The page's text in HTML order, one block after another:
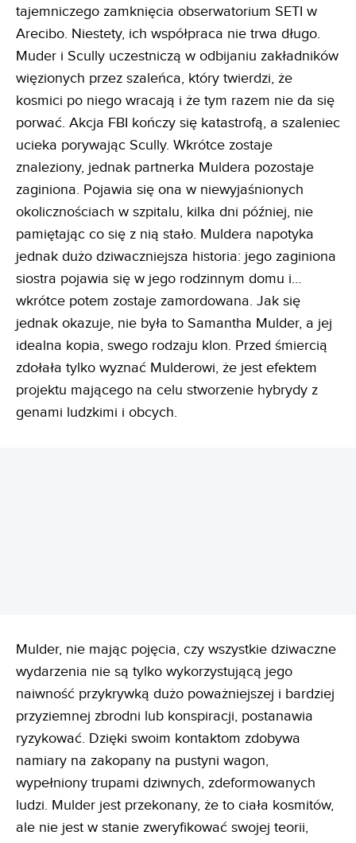
tajemniczego zamknięcia obserwatorium SETI w
Arecibo. Niestety, ich współpraca nie trwa długo.
Muder i Scully uczestniczą w odbijaniu zakładników
więzionych przez szaleńca, który twierdzi, że
kosmici po niego wracają i że tym razem nie da się
porwać. Akcja FBI kończy się katastrofą, a szaleniec
ucieka porywając Scully. Wkrótce zostaje
znaleziony, jednak partnerka Muldera pozostaje
zaginiona. Pojawia się ona w niewyjaśnionych
okolicznościach w szpitalu, kilka dni później, nie
pamiętając co się z nią stało. Muldera napotyka
jednak dużo dziwaczniejsza historia: jego zaginiona
siostra pojawia się w jego rodzinnym domu i…
wkrótce potem zostaje zamordowana. Jak się
jednak okazuje, nie była to Samantha Mulder, a jej
idealna kopia, swego rodzaju klon. Przed śmiercią
zdołała tylko wyznać Mulderowi, że jest efektem
projektu mającego na celu stworzenie hybrydy z
genami ludzkimi i obcych.
Mulder, nie mając pojęcia, czy wszystkie dziwaczne
wydarzenia nie są tylko wykorzystującą jego
naiwność przykrywką dużo poważniejszej i bardziej
przyziemnej zbrodni lub konspiracji, postanawia
ryzykować. Dzięki swoim kontaktom zdobywa
namiary na zakopany na pustyni wagon,
wypełniony trupami dziwnych, zdeformowanych
ludzi. Mulder jest przekonany, że to ciała kosmitów,
ale nie jest w stanie zweryfikować swojej teorii,